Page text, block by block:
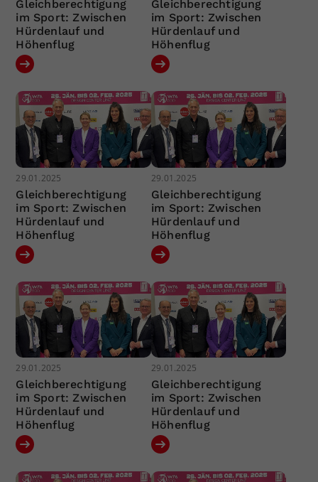
Gleichberechtigung
im Sport: Zwischen
Hürdenlauf und
Höhenflug
Gleichberechtigung
im Sport: Zwischen
Hürdenlauf und
Höhenflug
29.01.2025
Gleichberechtigung
im Sport: Zwischen
Hürdenlauf und
Höhenflug
29.01.2025
Gleichberechtigung
im Sport: Zwischen
Hürdenlauf und
Höhenflug
29.01.2025
Gleichberechtigung
im Sport: Zwischen
Hürdenlauf und
Höhenflug
29.01.2025
Gleichberechtigung
im Sport: Zwischen
Hürdenlauf und
Höhenflug